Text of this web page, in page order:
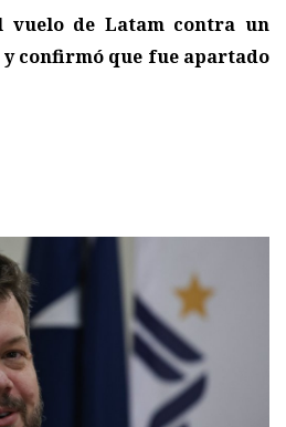
vuelo de Latam contra un
confirmó que fue apartado